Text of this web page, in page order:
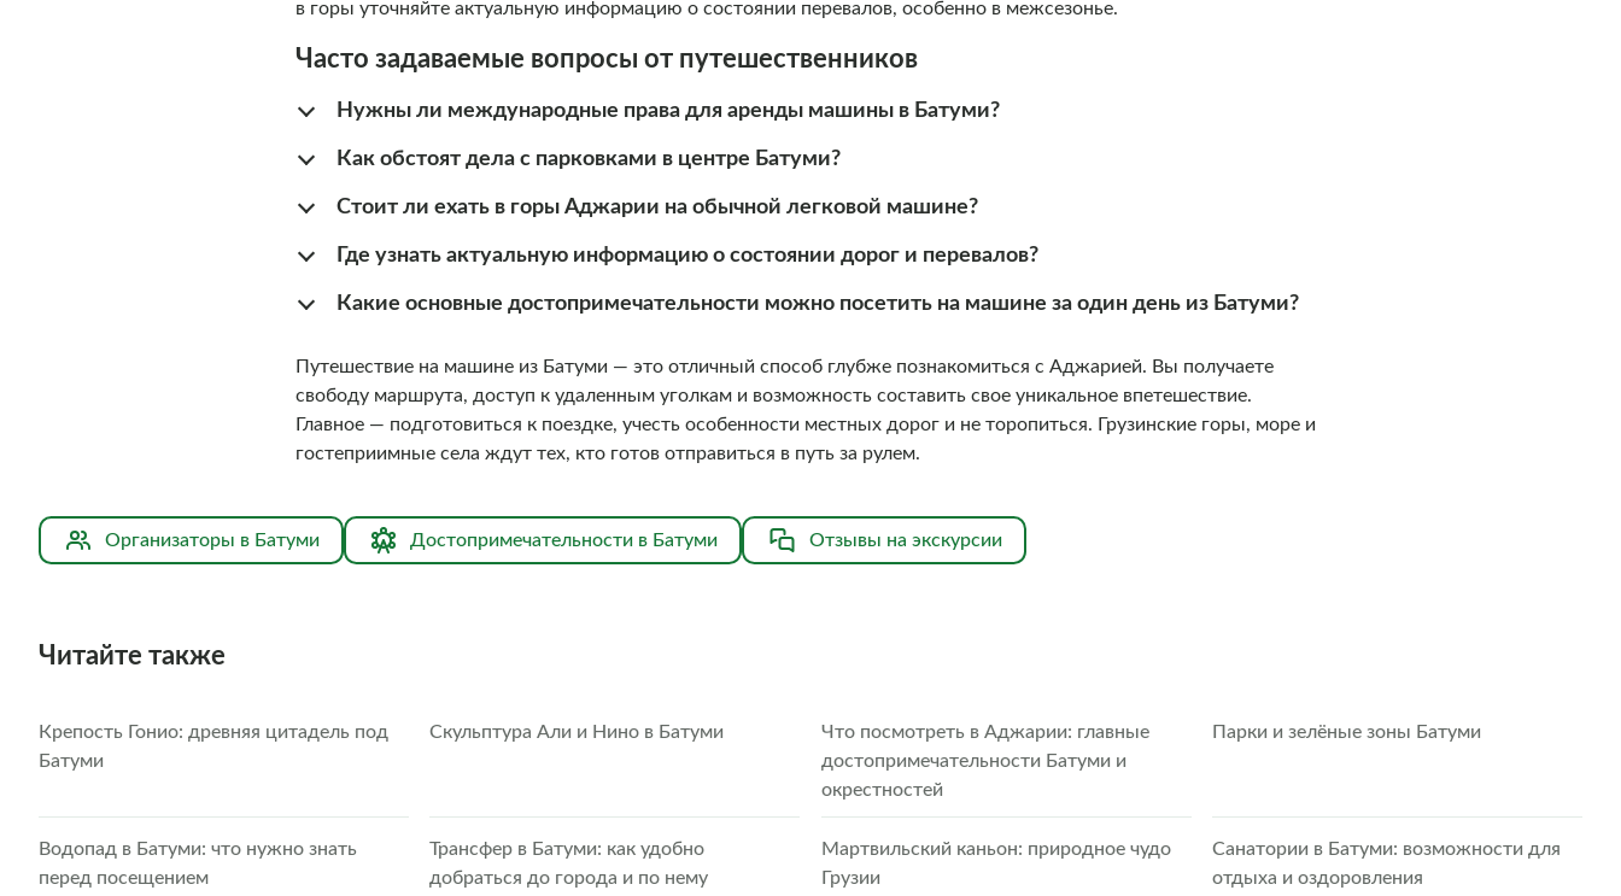
в горы уточняйте актуальную информацию о состоянии перевалов, особенно в межсезонье.
Часто задаваемые вопросы от путешественников
Нужны ли международные права для аренды машины в Батуми?
Как обстоят дела с парковками в центре Батуми?
Стоит ли ехать в горы Аджарии на обычной легковой машине?
Где узнать актуальную информацию о состоянии дорог и перевалов?
Какие основные достопримечательности можно посетить на машине за один день из Батуми?
Путешествие на машине из Батуми — это отличный способ глубже познакомиться с Аджарией. Вы получаете
свободу маршрута, доступ к удаленным уголкам и возможность составить свое уникальное впетешествие.
Главное — подготовиться к поездке, учесть особенности местных дорог и не торопиться. Грузинские горы, море и
гостеприимные села ждут тех, кто готов отправиться в путь за рулем.
Организаторы в Батуми Достопримечательности в Батуми Отзывы на экскурсии
Читайте также
Крепость Гонио: древняя цитадель под
Батуми
Скульптура Али и Нино в Батуми
Что посмотреть в Аджарии: главные
достопримечательности Батуми и
окрестностей
Парки и зелёные зоны Батуми
Водопад в Батуми: что нужно знать
перед посещением
Трансфер в Батуми: как удобно
добраться до города и по нему
Мартвильский каньон: природное чудо
Грузии
Санатории в Батуми: возможности для
отдыха и оздоровления